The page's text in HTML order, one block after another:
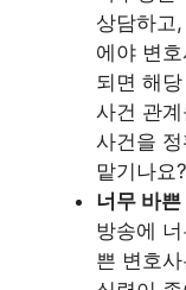
상담하고
에야 변
되면 해
사건 관
사건을
맡기나요?
너무 바
방송에
쁜 변호